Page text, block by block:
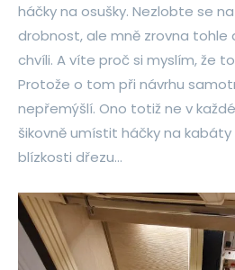
háčky na osušky. Nezlobte se
drobnost, ale mně zrovna tohle
chvíli. A víte proč si myslím, že
Protože o tom při návrhu
nepřemýšlí. Ono totiž ne v
šikovně umístit háčky na
blízkosti dřezu…